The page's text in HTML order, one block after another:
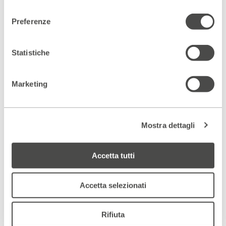
Preferenze
Statistiche
Marketing
Mostra dettagli
Accetta tutti
Accetta selezionati
Rifiuta
‘ndrangheta, cosa nostra) d’alto rango stanno per mettere in
scena uno spettacolo basato sui racconti della loro infanzia.
di ciò che le ha rese quello che sono, smuove le loro viscere
e cambia gli equilibri del loro essere. La crisi, inevitabile,
arriva insieme al successo del loro spettacolo, che viene
Torino e Roma.
È la prima volta che in Italia viene concesso a donne di mafia
mafioso, le mette di fronte alle loro responsabilità. È difficile
rinnegare la Mafia, le origini; ma se le origini sono ferali e
speranza c’é. Anche se ancora in gabbia.